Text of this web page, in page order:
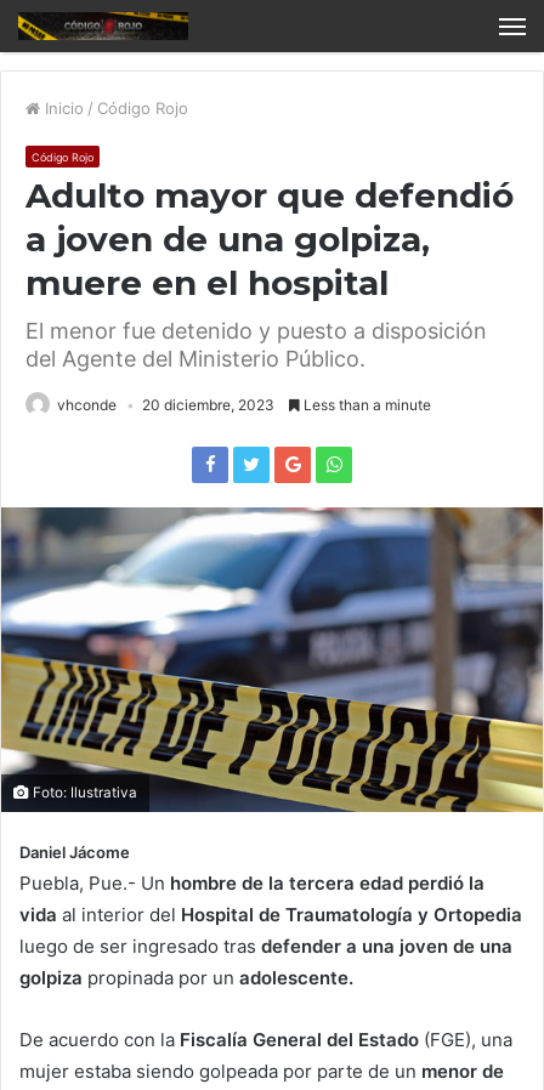
Inicio / Código Rojo
Código Rojo
Adulto mayor que defendió
a joven de una golpiza,
muere en el hospital
El menor fue detenido y puesto a disposición
del Agente del Ministerio Público.
vhconde 20 diciembre, 2023 Less than a minute
Foto: Ilustrativa
Daniel Jácome
Puebla, Pue.- Un hombre de la tercera edad perdió la
vida al interior del Hospital de Traumatología y Ortopedia
luego de ser ingresado tras defender a una joven de una
golpiza propinada por un adolescente.
De acuerdo con la Fiscalía General del Estado (FGE), una
mujer estaba siendo golpeada por parte de un menor de